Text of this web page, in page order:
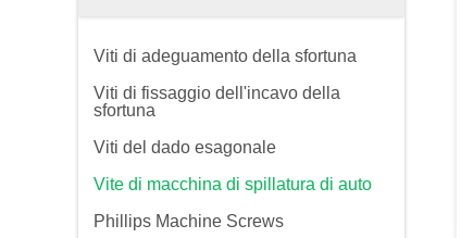
Viti di adeguamento della sfortuna
Viti di fissaggio dell'incavo della
sfortuna
Viti del dado esagonale
Vite di macchina di spillatura di auto
Phillips Machine Screws